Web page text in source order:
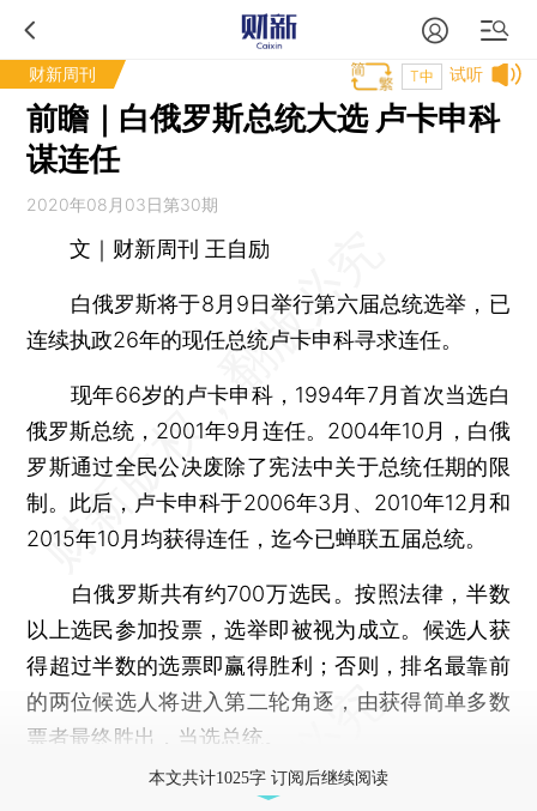
财新周刊 试听
T中
前瞻｜白俄罗斯总统大选 卢卡申科
谋连任
2020年08月03日第30期
文｜财新周刊 王自励
白俄罗斯将于8月9日举行第六届总统选举，已
连续执政26年的现任总统卢卡申科寻求连任。
现年66岁的卢卡申科，1994年7月首次当选白
俄罗斯总统，2001年9月连任。2004年10月，白俄
罗斯通过全民公决废除了宪法中关于总统任期的限
制。此后，卢卡申科于2006年3月、2010年12月和
2015年10月均获得连任，迄今已蝉联五届总统。
白俄罗斯共有约700万选民。按照法律，半数
以上选民参加投票，选举即被视为成立。候选人获
得超过半数的选票即赢得胜利；否则，排名最靠前
的两位候选人将进入第二轮角逐，由获得简单多数
票者最终胜出，当选总统。
本文共计1025字 订阅后继续阅读